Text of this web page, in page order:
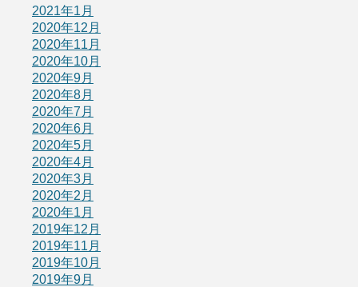
2021年1月
2020年12月
2020年11月
2020年10月
2020年9月
2020年8月
2020年7月
2020年6月
2020年5月
2020年4月
2020年3月
2020年2月
2020年1月
2019年12月
2019年11月
2019年10月
2019年9月